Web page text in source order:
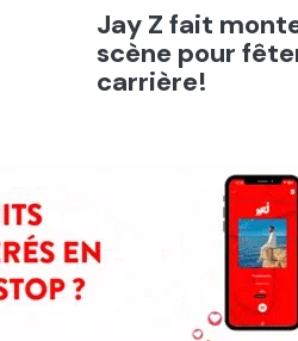
Jay Z fait
scène pour
carrière!